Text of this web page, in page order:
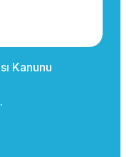
Kanunu